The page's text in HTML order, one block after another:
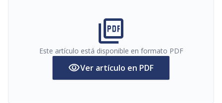
picture_as_pdf
Este artículo está disponible en formato PDF
visibilityVer artículo en PDF